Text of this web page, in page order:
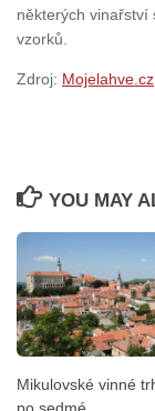
některých
vzorků.
Zdroj: Mojelahve.cz
YOU MAY
Mikulovské vinné